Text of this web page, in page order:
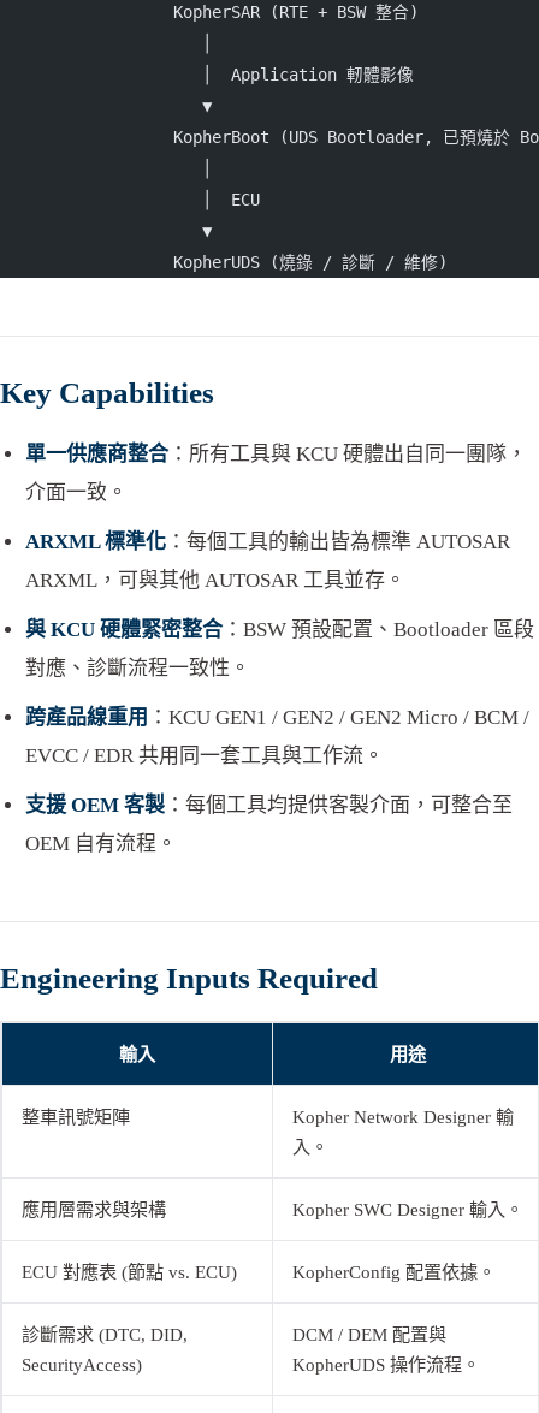
                  KopherSAR (RTE + BSW 整合)
                     │  Application 軔體影像
                     ▼
KopherBoot (UDS Bootloader, 已預燒於
                     │  ECU
                     ▼
                  KopherUDS (燒錄 / 診斷 / 維修)
Key Capabilities
單一供應商整合：所有工具與 KCU 硬體出自同一團隊，
介面一致。
ARXML 標準化：每個工具的輸出皆為標準 AUTOSAR
ARXML，可與其他 AUTOSAR 工具並存。
與 KCU 硬體緊密整合：BSW 預設配置、Bootloader 區段
對應、診斷流程一致性。
跨產品線重用 ：KCU GEN1 / GEN2 / GEN2 Micro / BCM /
EVCC / EDR 共用同一套工具與工作流。
支援 OEM 客製：每個工具均提供客製介面，可整合至
OEM 自有流程。
Engineering Inputs Required
輸入 用途
整車訊號矩陣
Kopher Network Designer 輸
入。
應用層需求與架構 Kopher SWC Designer 輸入。
ECU 對應表 (節點 vs. ECU) KopherConfig 配置依據。
診斷需求 (DTC, DID,
SecurityAccess)
DCM / DEM 配置與
KopherUDS 操作流程。